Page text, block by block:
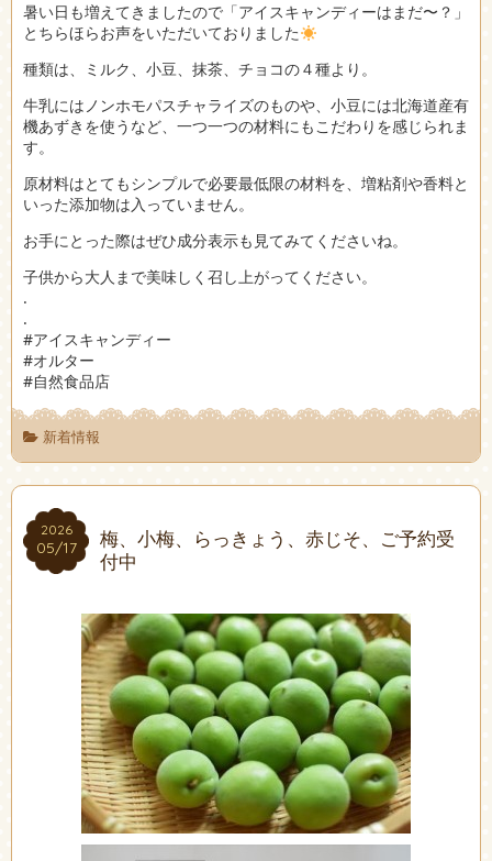
暑い日も増えてきましたので「アイスキャンディーはまだ〜？」
とちらほらお声をいただいておりました
種類は、ミルク、小豆、抹茶、チョコの４種より。
牛乳にはノンホモパスチャライズのものや、小豆には北海道産有
機あずきを使うなど、一つ一つの材料にもこだわりを感じられま
す。
原材料はとてもシンプルで必要最低限の材料を、増粘剤や香料と
いった添加物は入っていません。
お手にとった際はぜひ成分表示も見てみてくださいね。
子供から大人まで美味しく召し上がってください。
.
.
#アイスキャンディー
#オルター
#自然食品店
新着情報
2026
05/17
2026
05/17
梅、小梅、らっきょう、赤じそ、ご予約受
付中